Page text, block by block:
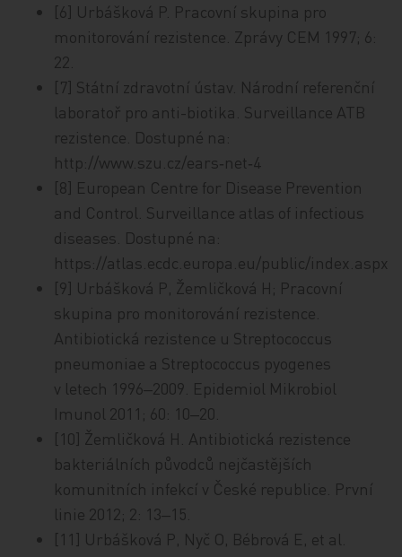
[6] Urbášková P. Pracovní skupina pro
monitorování rezistence. Zprávy CEM 1997; 6:
22.
[7] Státní zdravotní ústav. Národní referenční
laboratoř pro anti­-biotika. Surveillance ATB
rezistence. Dostupné na:
http://www.szu.cz/ears‑net‑4
[8] European Centre for Disease Prevention
and Control. Surveillance atlas of infectious
diseases. Dostupné na:
https://atlas.ecdc.europa.eu/public/index.aspx
[9] Urbášková P, Žemličková H; Pracovní
skupina pro monitorování rezi­sten­ce.
Antibiotická rezistence u Streptococcus
pneumoniae a Streptococcus pyogenes
v letech 1996‒2009. Epidemiol Mikrobiol
Imunol 2011; 60: 10‒20.
[10] Žemličková H. Antibiotická rezistence
bakteriálních původců nej­čas­těj­ších
komunitních infekcí v České republice. První
linie 2012; 2: 13‒15.
[11] Urbášková P, Nyč O, Bébrová E, et al.